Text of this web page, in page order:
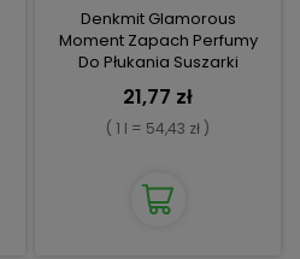
Denkmit Glamorous
Moment Zapach Perfumy
Do Płukania Suszarki
21,77 zł
( 1 l = 54,43 zł )